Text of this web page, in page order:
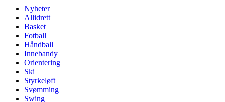
Nyheter
Allidrett
Basket
Fotball
Håndball
Innebandy
Orientering
Ski
Styrkeløft
Svømming
Swing